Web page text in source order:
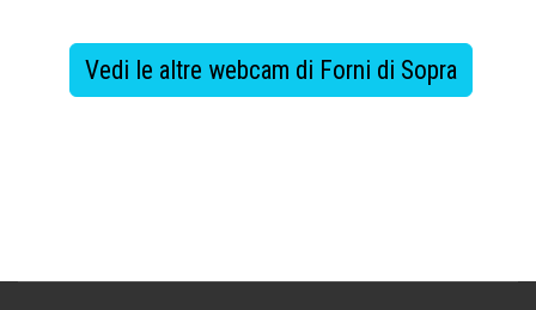
Vedi le altre webcam di Forni di Sopra